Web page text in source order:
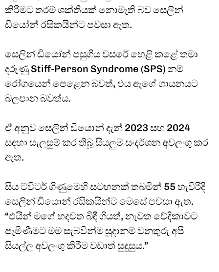
කිරීමට තරම් ශක්තියක් නොමැති බව සෙලින්
ඩියෝන් රසිකයින්ට පවසා ඇත.
සෙලින් ඩියෝන් පසුගිය වසරේ හෙළි කළේ තමා
දරුණු Stiff-Person Syndrome (SPS) නම්
රෝගයෙන් පෙළෙන බවත්, එය ඇගේ ගායනයට
බලපාන බවත්ය.
ඒ අනුව සෙලින් ඩියොන් දැන් 2023 සහ 2024
සඳහා සැලසුම් කර තිබූ සියලුම සංදර්ශන අවලංගු කර
ඇත.
සිය ට්විටර් ගිණුමෙහි සටහනක් තබමින් 55 හැවිරිදි
සෙලින් ඩියොන් රසිකයින්ට මෙසේ පවසා ඇත.
“එයින් මගේ හදවත බිඳී ගියත්, නැවත වේදිකාවට
පැමිණීමට මම සැබවින්ම සූදානම් වනතුරු අපි
සියල්ල අවලංගු කිරීම වඩාත් සුදුසුය.”